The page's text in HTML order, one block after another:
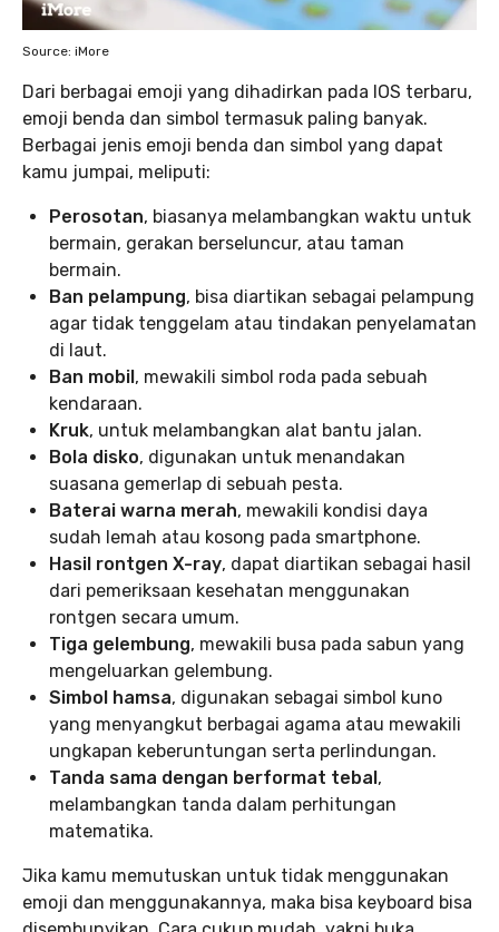
Source: iMore
Dari berbagai emoji yang dihadirkan pada IOS terbaru,
emoji benda dan simbol termasuk paling banyak.
Berbagai jenis emoji benda dan simbol yang dapat
kamu jumpai, meliputi:
Perosotan, biasanya melambangkan waktu untuk
bermain, gerakan berseluncur, atau taman
bermain.
Ban pelampung, bisa diartikan sebagai pelampung
agar tidak tenggelam atau tindakan penyelamatan
di laut.
Ban mobil, mewakili simbol roda pada sebuah
kendaraan.
Kruk, untuk melambangkan alat bantu jalan.
Bola disko, digunakan untuk menandakan
suasana gemerlap di sebuah pesta.
Baterai warna merah, mewakili kondisi daya
sudah lemah atau kosong pada smartphone.
Hasil rontgen X-ray, dapat diartikan sebagai hasil
dari pemeriksaan kesehatan menggunakan
rontgen secara umum.
Tiga gelembung, mewakili busa pada sabun yang
mengeluarkan gelembung.
Simbol hamsa, digunakan sebagai simbol kuno
yang menyangkut berbagai agama atau mewakili
ungkapan keberuntungan serta perlindungan.
Tanda sama dengan berformat tebal,
melambangkan tanda dalam perhitungan
matematika.
Jika kamu memutuskan untuk tidak menggunakan
emoji dan menggunakannya, maka bisa keyboard bisa